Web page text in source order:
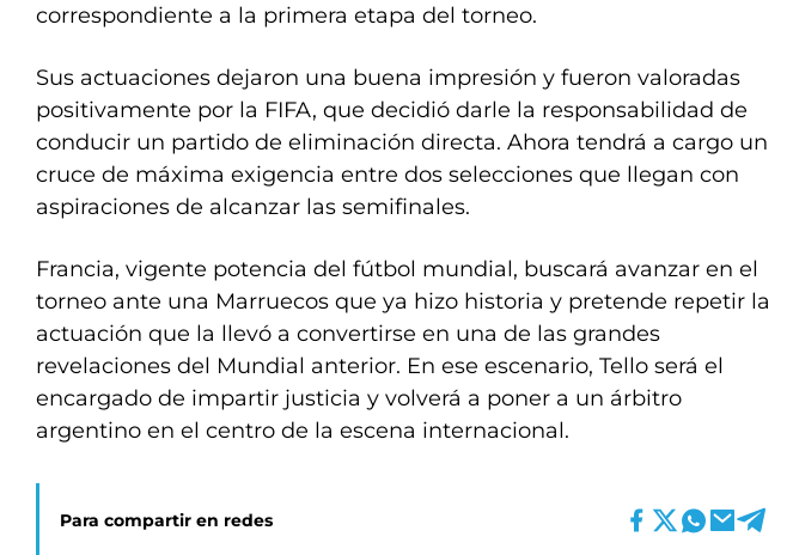
correspondiente a la primera etapa del torneo.
Sus actuaciones dejaron una buena impresión y fueron valoradas
positivamente por la FIFA, que decidió darle la responsabilidad de
conducir un partido de eliminación directa. Ahora tendrá a cargo un
cruce de máxima exigencia entre dos selecciones que llegan con
aspiraciones de alcanzar las semifinales.
Francia, vigente potencia del fútbol mundial, buscará avanzar en el
torneo ante una Marruecos que ya hizo historia y pretende repetir la
actuación que la llevó a convertirse en una de las grandes
revelaciones del Mundial anterior. En ese escenario, Tello será el
encargado de impartir justicia y volverá a poner a un árbitro
argentino en el centro de la escena internacional.
Para compartir en redes